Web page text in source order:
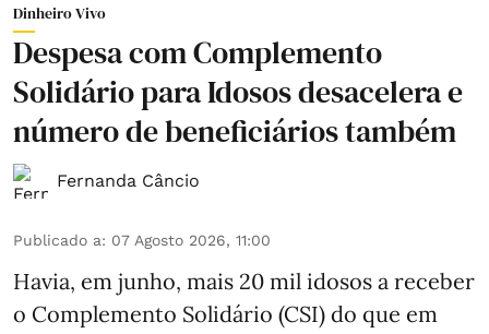
Dinheiro Vivo
Despesa com Complemento
Solidário para Idosos desacelera e
número de beneficiários também
Fernanda Câncio
Publicado a: 07 Agosto 2026, 11:00
Havia, em junho, mais 20 mil idosos a receber
o Complemento Solidário (CSI) do que em